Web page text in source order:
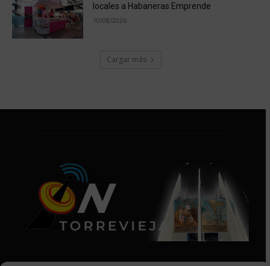
locales a Habaneras Emprende
10/08/2026
Cargar más